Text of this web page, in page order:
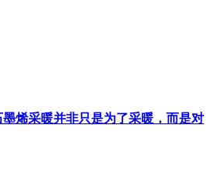
墨烯采暖并非只是为了采暖，而是对